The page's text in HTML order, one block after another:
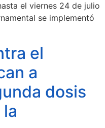
el viernes 24 de julio
se implementó
el
a
dosis